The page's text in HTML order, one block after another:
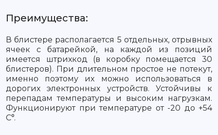
Преимущества:
В блистере располагается 5 отдельных, отрывных
ячеек с батарейкой, на каждой из позиций
имеется штрихкод (в коробку помещается 30
блистеров). При длительном простое не потекут,
именно поэтому их можно использоваться в
дорогих электронных устройств. Устойчивы к
перепадам температуры и высоким нагрузкам.
Функционируют при температуре от -20 до +54
С°.